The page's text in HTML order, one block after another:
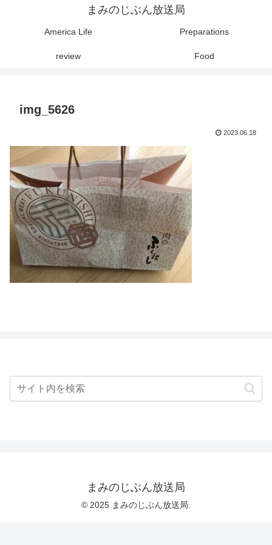
まみのじぶん放送局
America Life Preparations
review Food
img_5626
2023.06.18
まみのじぶん放送局
© 2025 まみのじぶん放送局.